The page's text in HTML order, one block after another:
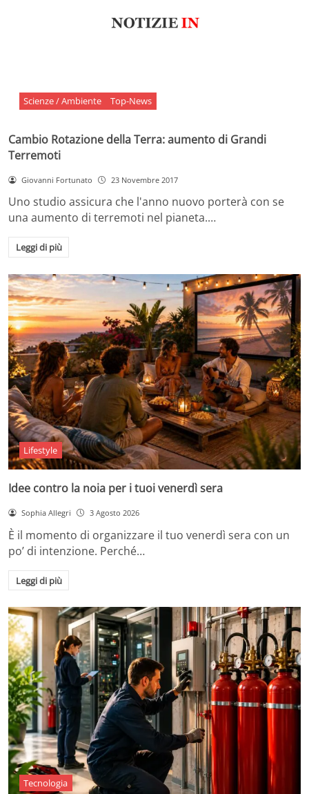
Scienze / Ambiente Top-News
Cambio Rotazione della Terra: aumento di Grandi
Terremoti
Giovanni Fortunato 23 Novembre 2017
Uno studio assicura che l'anno nuovo porterà con se
una aumento di terremoti nel pianeta.…
Leggi di più
Lifestyle
Idee contro la noia per i tuoi venerdì sera
Sophia Allegri 3 Agosto 2026
È il momento di organizzare il tuo venerdì sera con un
po’ di intenzione. Perché…
Leggi di più
Tecnologia